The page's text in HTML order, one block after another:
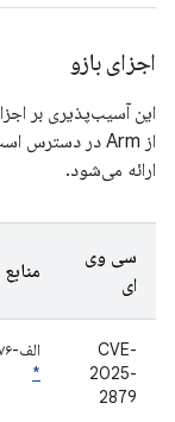
اجزای بازو
ارائه می‌شود.
سی وی
ای
منابع
CVE-
2025-
2879
الف-۴۲۷۹۷۳۱۷۶
*